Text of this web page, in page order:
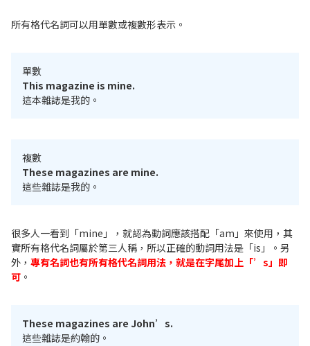
所有格代名詞可以用單數或複數形表示。
單數
This magazine is mine.
這本雜誌是我的。
複數
These magazines are mine.
這些雜誌是我的。
很多人一看到「mine」，就認為動詞應該搭配「am」來使用，其
實所有格代名詞屬於第三人稱，所以正確的動詞用法是「is」。另
外， 專有名詞也有所有格代名詞用法，就是在字尾加上「’s」即
可 。
These magazines are John’s.
這些雜誌是約翰的。